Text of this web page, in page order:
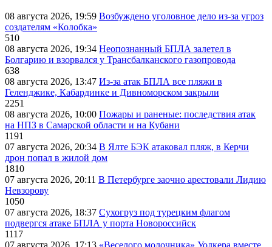
08 августа 2026, 19:59 Возбуждено уголовное дело из-за угроз
создателям «Колобка»
510
08 августа 2026, 19:34 Неопознанный БПЛА залетел в
Болгарию и взорвался у Трансбалканского газопровода
638
08 августа 2026, 13:47 Из-за атак БПЛА все пляжи в
Геленджике, Кабардинке и Дивноморском закрыли
2251
08 августа 2026, 10:00 Пожары и раненые: последствия атак
на НПЗ в Самарской области и на Кубани
1191
07 августа 2026, 20:34 В Ялте БЭК атаковал пляж, в Керчи
дрон попал в жилой дом
1810
07 августа 2026, 20:11 В Петербурге заочно арестовали Лидию
Невзорову
1050
07 августа 2026, 18:37 Сухогруз под турецким флагом
подвергся атаке БПЛА у порта Новороссийск
1117
07 августа 2026, 17:13 «Веселого молочника» Уолкера вместе